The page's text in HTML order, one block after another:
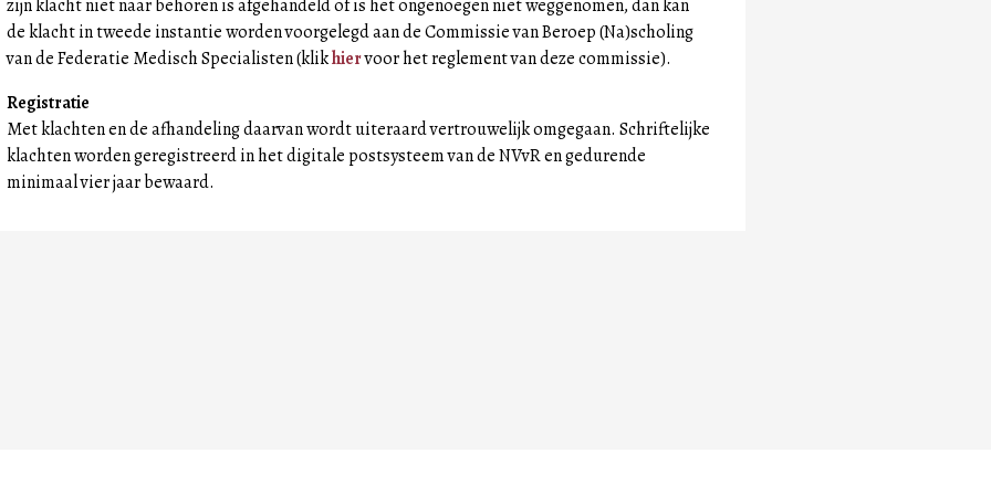
zijn klacht niet naar behoren is afgehandeld of is het ongenoegen niet weggenomen, dan kan
de klacht in tweede instantie worden voorgelegd aan de Commissie van Beroep (Na)scholing
van de Federatie Medisch Specialisten (klikhiervoor het reglement van deze commissie).
Registratie
Met klachten en de afhandeling daarvan wordt uiteraard vertrouwelijk omgegaan. Schriftelijke
klachten worden geregistreerd in het digitale postsysteem van de NVvR en gedurende
minimaal vier jaar bewaard.